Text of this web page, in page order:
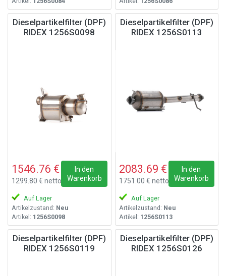
Dieselpartikelfilter (DPF)
RIDEX 1256S0098
1546.76 €
1299.80 € netto
In den
Warenkorb
Auf Lager
Artikelzustand: Neu
Artikel: 1256S0098
Dieselpartikelfilter (DPF)
RIDEX 1256S0113
2083.69 €
1751.00 € netto
In den
Warenkorb
Auf Lager
Artikelzustand: Neu
Artikel: 1256S0113
Dieselpartikelfilter (DPF)
RIDEX 1256S0119
Dieselpartikelfilter (DPF)
RIDEX 1256S0126